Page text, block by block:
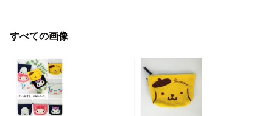
すべての画像